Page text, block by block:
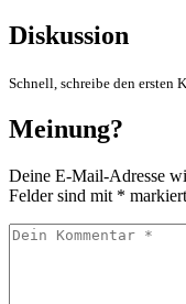
Diskussion
Schnell, schreibe den ersten
Meinung?
Deine E-Mail-Adresse
Felder sind mit * markiert